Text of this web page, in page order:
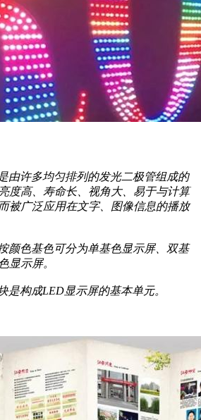
由许多均匀排列的发光二极管组成的
度高、寿命长、视角大、易于与计算
被广泛应用在文字、图像信息的播放
颜色基色可分为单基色显示屏、双基
显示屏。
是构成LED显示屏的基本单元。